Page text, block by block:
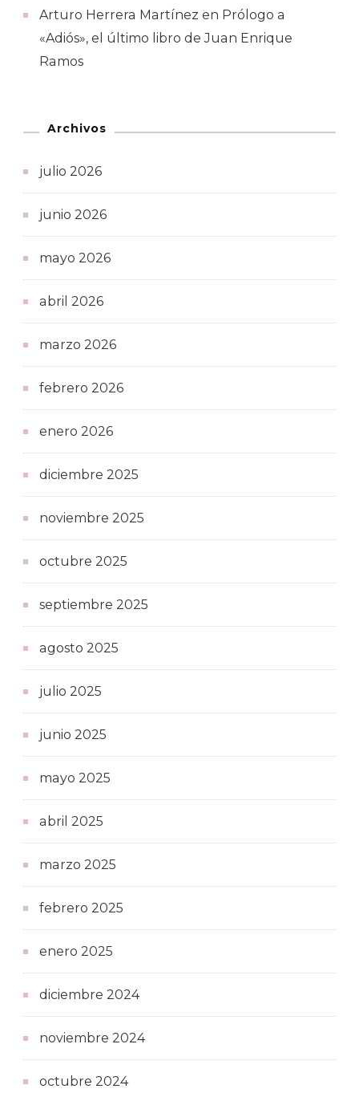
Arturo Herrera Martínez en Prólogo a
«Adiós», el último libro de Juan Enrique
Ramos
Archivos
julio 2026
junio 2026
mayo 2026
abril 2026
marzo 2026
febrero 2026
enero 2026
diciembre 2025
noviembre 2025
octubre 2025
septiembre 2025
agosto 2025
julio 2025
junio 2025
mayo 2025
abril 2025
marzo 2025
febrero 2025
enero 2025
diciembre 2024
noviembre 2024
octubre 2024